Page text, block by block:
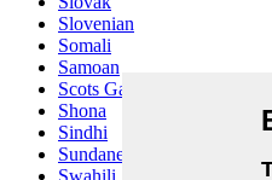
Slovenian
Somali
Samoan
Scots Gaelic
Shona
Sindhi
Sundanese
Swahili